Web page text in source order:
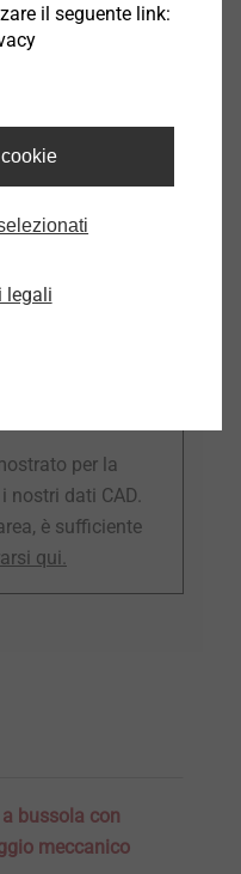
per la
nostri dati CAD.
è sufficiente
qui.
bussola con
meccanico
il seguente link:
legali